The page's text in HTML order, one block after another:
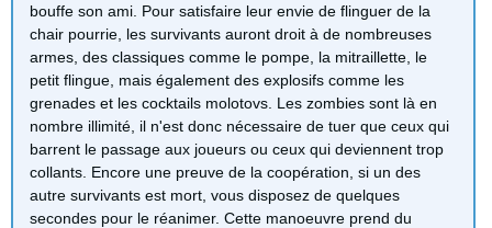
bouffe son ami. Pour satisfaire leur envie de flinguer de la
chair pourrie, les survivants auront droit à de nombreuses
armes, des classiques comme le pompe, la mitraillette, le
petit flingue, mais également des explosifs comme les
grenades et les cocktails molotovs. Les zombies sont là en
nombre illimité, il n'est donc nécessaire de tuer que ceux qui
barrent le passage aux joueurs ou ceux qui deviennent trop
collants. Encore une preuve de la coopération, si un des
autre survivants est mort, vous disposez de quelques
secondes pour le réanimer. Cette manoeuvre prend du